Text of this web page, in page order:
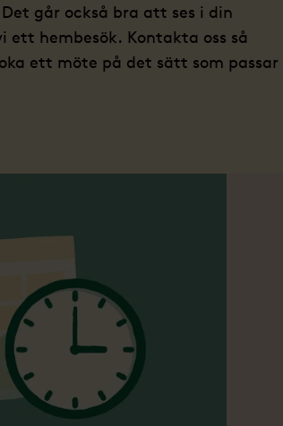
går också bra att ses i din
ett hembesök. Kontakta oss så
ett möte på det sätt som passar